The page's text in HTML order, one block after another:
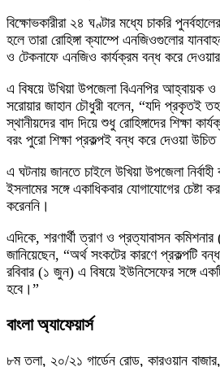
বিক্ষোভকারীরা ২৪ ঘণ্টার মধ্যে চাকরি
হলে তারা রোহিঙ্গা ক্যাম্পে এনজিওগুলোর
ও টেকনাফে এনজিও কার্যক্রম বন্ধ করে দেওয়ার
এ বিষয়ে উখিয়া উপজেলা বিএনপির আহ্বায়ক ও
সরোয়ার জাহান চৌধুরী বলেন, “যদি প্রকৃতই
স্থানীয়দের বাদ দিয়ে শুধু রোহিঙ্গাদের শিক্ষা
বরং পুরো শিক্ষা প্রকল্পই বন্ধ করে দেওয়া
এ ঘটনায় জানতে চাইলে উখিয়া উপজেলা
ইসলামের সঙ্গে একাধিকবার যোগাযোগের চেষ্টা
করেননি।
এদিকে, শরণার্থী ত্রাণ ও প্রত্যাবাসন
জানিয়েছেন, “অর্থ সংকটের কারণে প্রকল্পটি
রবিবার (১ জুন) এ বিষয়ে ইউনিসেফের সঙ্গে
হবে।”
বাংলা অ্যাফেয়ার্স
৮ম তলা, ২০/২১ গার্ডেন রোড, কারওয়ান